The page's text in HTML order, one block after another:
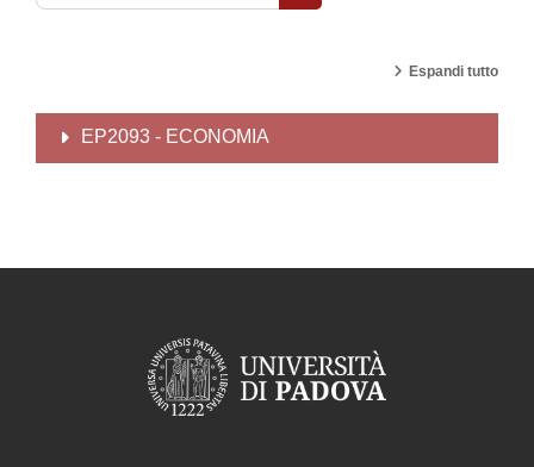
Cerca corsi
Espandi tutto
EP2093 - ECONOMIA